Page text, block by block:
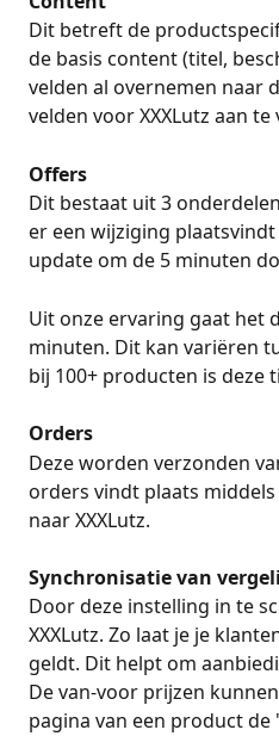
Dit betreft de
de basis content (titel,
velden al overnemen naar
velden voor XXXLutz aan te
Offers
Dit bestaat uit 3
er een wijziging
update om de 5 minuten
Uit onze ervaring gaat het
minuten. Dit kan variëren
bij 100+ producten is deze
Orders
Deze worden verzonden
orders vindt plaats
naar XXXLutz.
Synchronisatie van
Door deze instelling in te
XXXLutz. Zo laat je je
geldt. Dit helpt om
De van-voor prijzen
pagina van een product de